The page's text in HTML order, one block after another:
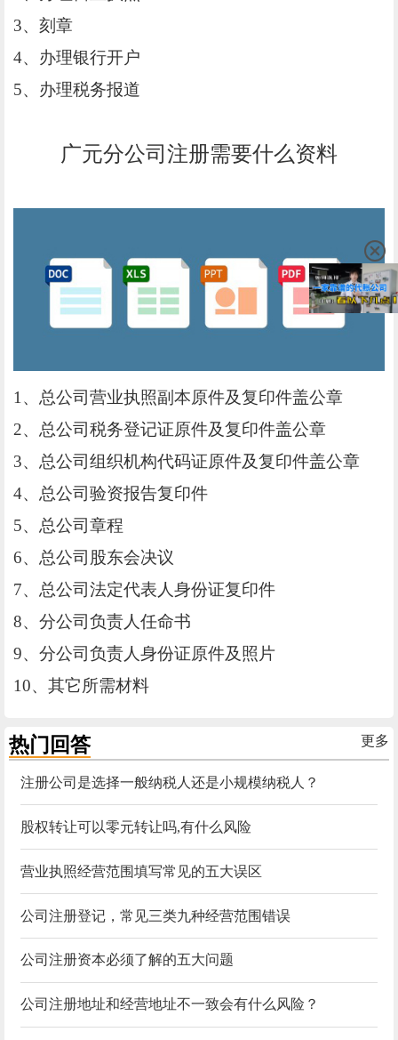
3、刻章
4、办理银行开户
5、办理税务报道
广元分公司注册需要什么资料
1、总公司营业执照副本原件及复印件盖公章
2、总公司税务登记证原件及复印件盖公章
3、总公司组织机构代码证原件及复印件盖公章
4、总公司验资报告复印件
5、总公司章程
6、总公司股东会决议
7、总公司法定代表人身份证复印件
8、分公司负责人任命书
9、分公司负责人身份证原件及照片
10、其它所需材料
更多
热门回答
注册公司是选择一般纳税人还是小规模纳税人？
股权转让可以零元转让吗,有什么风险
营业执照经营范围填写常见的五大误区
公司注册登记，常见三类九种经营范围错误
公司注册资本必须了解的五大问题
公司注册地址和经营地址不一致会有什么风险？